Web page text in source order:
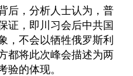
后，分析人士认为，普
证，即川习会后中共国
，不会以牺牲俄罗斯利
都将此次峰会描述为两
验的体现。